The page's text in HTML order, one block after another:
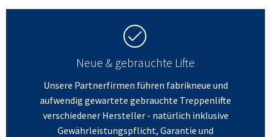
Neue & gebrauchte Lifte
Unsere Partnerfirmen führen fabrikneue und
aufwendig gewartete gebrauchte Treppenlifte
verschiedener Hersteller - natürlich inklusive
Gewährleistungspflicht, Garantie und